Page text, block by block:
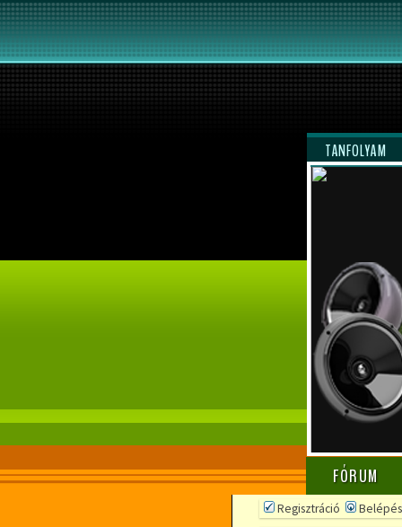
TANFOLYAM
FÓRUM
Regisztráció Belépés